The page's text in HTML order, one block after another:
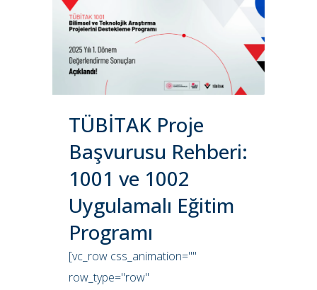
TÜBİTAK Proje
Başvurusu Rehberi:
1001 ve 1002
Uygulamalı Eğitim
Programı
[vc_row css_animation=""
row_type="row"